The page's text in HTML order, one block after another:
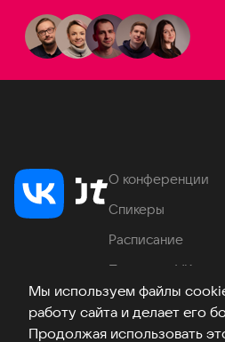
Мы используем файлы
работу сайта и делает его
Продолжая использовать
О конференции
Спикеры
Расписание
Продукты VK
Место
Часто